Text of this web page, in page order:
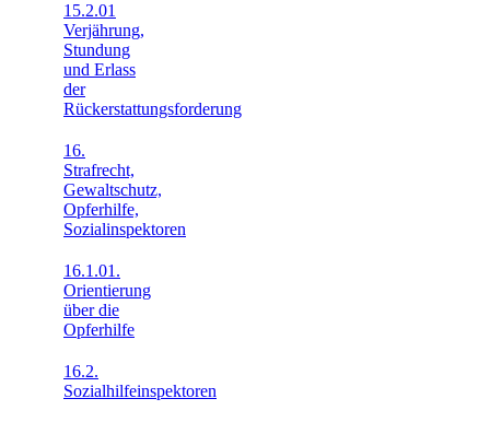
15.2.01
Verjährung,
Stundung
und Erlass
der
Rückerstattungsforderung
16.
Strafrecht,
Gewaltschutz,
Opferhilfe,
Sozialinspektoren
16.1.01.
Orientierung
über die
Opferhilfe
16.2.
Sozialhilfeinspektoren